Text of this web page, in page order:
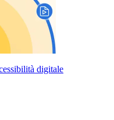
digitale